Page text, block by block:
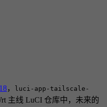
，
luci-app-tailscale-
主线 LuCI 仓库中，未来的